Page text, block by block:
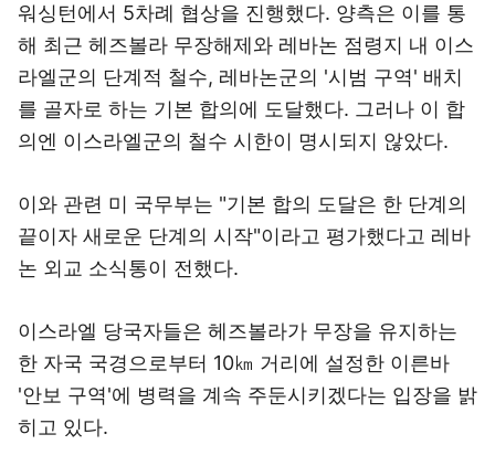
워싱턴에서 5차례 협상을 진행했다. 양측은 이를 통
해 최근 헤즈볼라 무장해제와 레바논 점령지 내 이스
라엘군의 단계적 철수, 레바논군의 '시범 구역' 배치
를 골자로 하는 기본 합의에 도달했다. 그러나 이 합
의엔 이스라엘군의 철수 시한이 명시되지 않았다.
이와 관련 미 국무부는 "기본 합의 도달은 한 단계의
끝이자 새로운 단계의 시작"이라고 평가했다고 레바
논 외교 소식통이 전했다.
이스라엘 당국자들은 헤즈볼라가 무장을 유지하는
한 자국 국경으로부터 10㎞ 거리에 설정한 이른바
'안보 구역'에 병력을 계속 주둔시키겠다는 입장을 밝
히고 있다.